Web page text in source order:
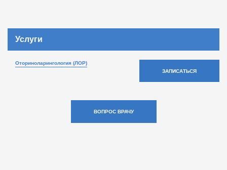
Услуги
Оториноларингология (ЛОР)
ЗАПИСАТЬСЯ
ВОПРОС ВРАЧУ